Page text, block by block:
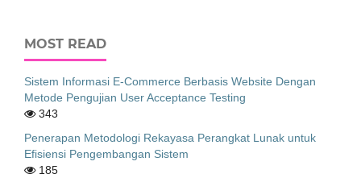
MOST READ
Sistem Informasi E-Commerce Berbasis Website Dengan
Metode Pengujian User Acceptance Testing
343
Penerapan Metodologi Rekayasa Perangkat Lunak untuk
Efisiensi Pengembangan Sistem
185